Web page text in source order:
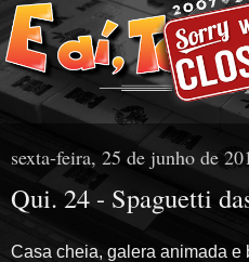
sexta-feira, 25 de junho de
Qui. 24 - Spaguetti
Casa cheia, galera animada e